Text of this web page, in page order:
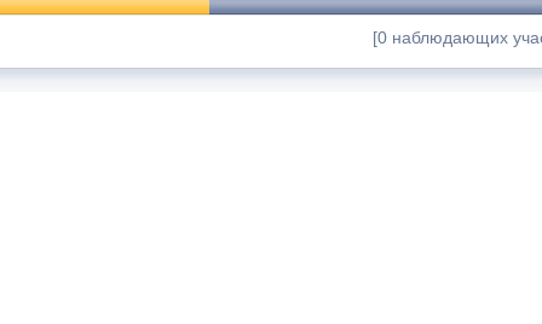
[0 наблюдающих